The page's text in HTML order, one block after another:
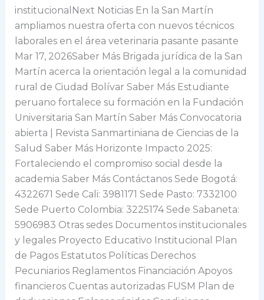
institucionalNext Noticias En la San Martín
ampliamos nuestra oferta con nuevos técnicos
laborales en el área veterinaria pasante pasante
Mar 17, 2026Saber Más Brigada jurídica de la San
Martín acerca la orientación legal a la comunidad
rural de Ciudad Bolívar Saber Más Estudiante
peruano fortalece su formación en la Fundación
Universitaria San Martín Saber Más Convocatoria
abierta | Revista Sanmartiniana de Ciencias de la
Salud Saber Más Horizonte Impacto 2025:
Fortaleciendo el compromiso social desde la
academia Saber Más Contáctanos Sede Bogotá:
4322671 Sede Cali: 3981171 Sede Pasto: 7332100
Sede Puerto Colombia: 3225174 Sede Sabaneta:
5906983 Otras sedes Documentos institucionales
y legales Proyecto Educativo Institucional Plan
de Pagos Estatutos Políticas Derechos
Pecuniarios Reglamentos Financiación Apoyos
financieros Cuentas autorizadas FUSM Plan de